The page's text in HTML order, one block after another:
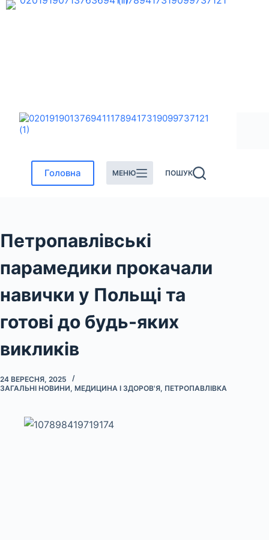
Перейти
Головна МЕНЮ ПОШУК
Петропавлівські
парамедики прокачали
навички у Польщі та
готові до будь-яких
викликів
24 ВЕРЕСНЯ, 2025
ЗАГАЛЬНІ НОВИНИ, МЕДИЦИНА І ЗДОРОВ'Я, ПЕТРОПАВЛІВКА